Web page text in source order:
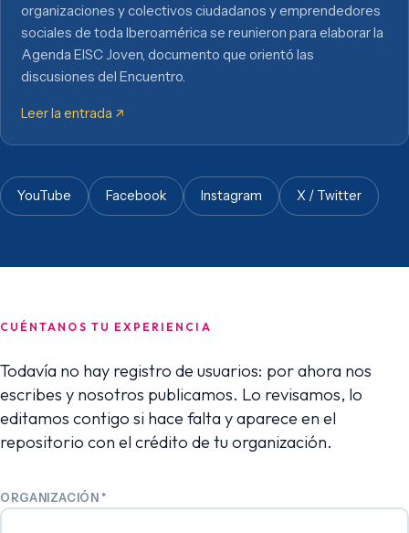
organizaciones y colectivos ciudadanos y emprendedores
sociales de toda Iberoamérica se reunieron para elaborar la
Agenda EISC Joven, documento que orientó las
discusiones del Encuentro.
Leer la entrada
YouTube Facebook Instagram X / Twitter
CUÉNTANOS TU EXPERIENCIA
Todavía no hay registro de usuarios: por ahora nos
escribes y nosotros publicamos. Lo revisamos, lo
editamos contigo si hace falta y aparece en el
repositorio con el crédito de tu organización.
ORGANIZACIÓN*